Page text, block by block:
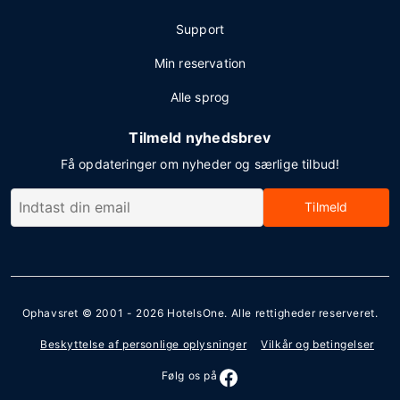
Support
Min reservation
Alle sprog
Tilmeld nyhedsbrev
Få opdateringer om nyheder og særlige tilbud!
Tilmeld
Ophavsret © 2001 - 2026 HotelsOne. Alle rettigheder reserveret.
Beskyttelse af personlige oplysninger Vilkår og betingelser
Følg os på